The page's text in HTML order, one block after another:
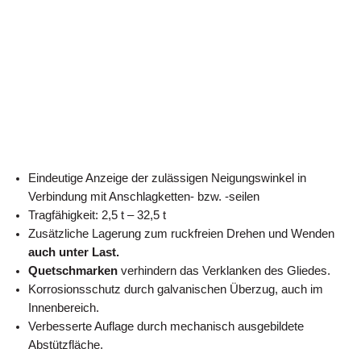
Eindeutige Anzeige der zulässigen Neigungswinkel in
Verbindung mit Anschlagketten- bzw. -seilen
Tragfähigkeit: 2,5 t – 32,5 t
Zusätzliche Lagerung zum ruckfreien Drehen und Wenden
auch unter Last.
Quetschmarken verhindern das Verklanken des Gliedes.
Korrosionsschutz durch galvanischen Überzug, auch im
Innenbereich.
Verbesserte Auflage durch mechanisch ausgebildete
Abstützfläche.